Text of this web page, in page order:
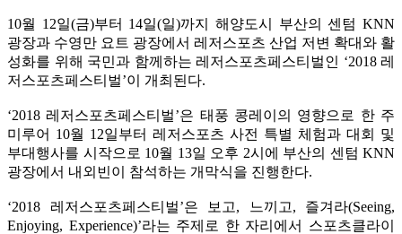
10월 12일(금)부터 14일(일)까지 해양도시 부산의 센텀 KNN
광장과 수영만 요트 광장에서 레저스포츠 산업 저변 확대와 활
성화를 위해 국민과 함께하는 레저스포츠페스티벌인 ‘2018 레
저스포츠페스티벌’이 개최된다.
‘2018 레저스포츠페스티벌’은 태풍 콩레이의 영향으로 한 주
미루어 10월 12일부터 레저스포츠 사전 특별 체험과 대회 및
부대행사를 시작으로 10월 13일 오후 2시에 부산의 센텀 KNN
광장에서 내외빈이 참석하는 개막식을 진행한다.
‘2018 레저스포츠페스티벌’은 보고, 느끼고, 즐겨라(Seeing,
Enjoying, Experience)’라는 주제로 한 자리에서 스포츠클라이